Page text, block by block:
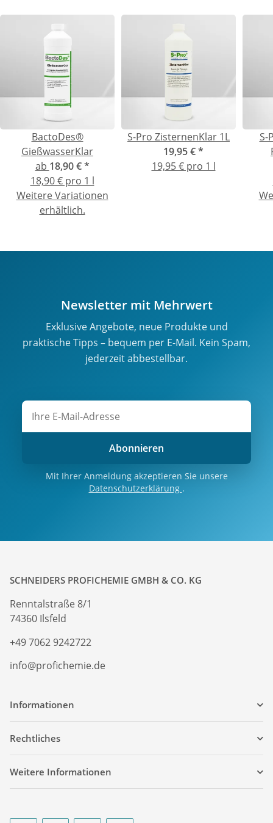
BactoDes®
GießwasserKlar
ab 18,90 €*
18,90 € pro 1 l
Weitere Variationen
erhältlich.
S-Pro ZisternenKlar 1L
19,95 €*
19,95 € pro 1 l
S-
Newsletter mit Mehrwert
Exklusive Angebote, neue Produkte und
praktische Tipps – bequem per E-Mail. Kein Spam,
jederzeit abbestellbar.
Abonnieren
Mit Ihrer Anmeldung akzeptieren Sie unsere
Datenschutzerklärung .
SCHNEIDERS PROFICHEMIE GMBH & CO. KG
Renntalstraße 8/1
74360 Ilsfeld
+49 7062 9242722
info@profichemie.de
Informationen
Rechtliches
Weitere Informationen